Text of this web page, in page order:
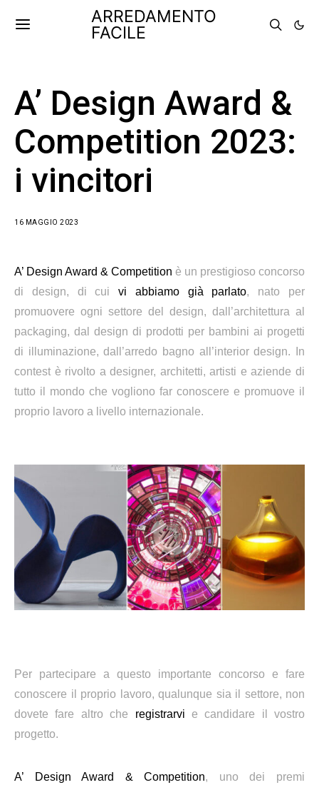
ARREDAMENTO
FACILE
A’ Design Award &
Competition 2023:
i vincitori
16 MAGGIO 2023
A’ Design Award & Competition è un prestigioso concorso
di design, di cuivi abbiamo già parlato, nato per
promuovere ogni settore del design, dall’architettura al
packaging, dal design di prodotti per bambini ai progetti
di illuminazione, dall’arredo bagno all’interior design.
In
contest è rivolto a designer, architetti, artisti e aziende di
tutto il mondo che vogliono far conoscere e promuove il
proprio lavoro a livello internazionale.
Per partecipare a questo importante concorso e fare
conoscere il proprio lavoro, qualunque sia il settore, non
dovete fare altro che registrarvi e candidare il vostro
progetto.
A’ Design Award & Competition, uno dei premi